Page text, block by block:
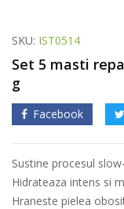
SKU: IST0514
Set 5 masti
g
Facebook
Sustine procesul
Hidrateaza intens si
Hraneste pielea